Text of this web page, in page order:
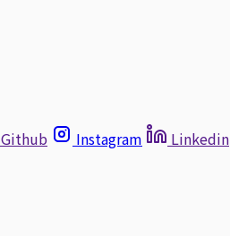
Github Instagram Linkedin